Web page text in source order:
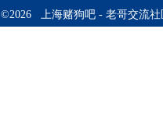
©2026 上海赌狗吧 - 老哥交流社